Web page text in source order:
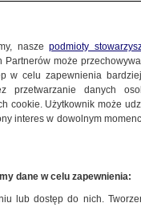
naszepodmioty
Partnerów może
w celu zapewnienia
przetwarzanie danych
cookie. Użytkownik może
interes w dowolnym
dane w celu zapewnienia:
lub dostęp do nich.